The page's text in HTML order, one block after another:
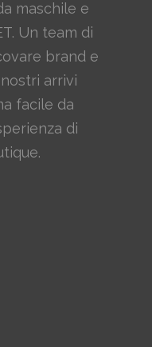
maschile e
Un team di
brand e
arrivi
facile da
di